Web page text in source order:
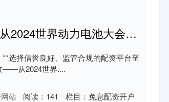
证券配资公司 创新 安全 回收——从2024世界动力电池大会关键词看行业发展新动向
选择信誉良好、监管合规的配资平台至
——从2024世界....
站 阅读： 141 栏目： 免息配资开户